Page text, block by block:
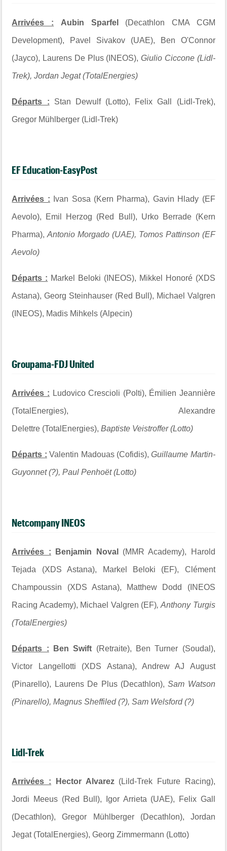
Arrivées : Aubin Sparfel (Decathlon CMA CGM
Development), Pavel Sivakov (UAE), Ben O'Connor
(Jayco), Laurens De Plus (INEOS),Giulio Ciccone (Lidl-
Trek), Jordan Jegat (TotalEnergies)
Départs : Stan Dewulf (Lotto), Felix Gall (Lidl-Trek),
Gregor Mühlberger (Lidl-Trek)
EF Education-EasyPost
Arrivées : Ivan Sosa (Kern Pharma), Gavin Hlady (EF
Aevolo), Emil Herzog (Red Bull), Urko Berrade (Kern
Pharma),Antonio Morgado (UAE), Tomos Pattinson (EF
Aevolo)
Départs : Markel Beloki (INEOS), Mikkel Honoré (XDS
Astana), Georg Steinhauser (Red Bull), Michael Valgren
(INEOS), Madis Mihkels (Alpecin)
Groupama-FDJ United
Arrivées : Ludovico Crescioli (Polti), Émilien Jeannière
(TotalEnergies), Alexandre
Delettre (TotalEnergies),Baptiste Veistroffer (Lotto)
Départs : Valentin Madouas (Cofidis),Guillaume Martin-
Guyonnet (?), Paul Penhoët (Lotto)
Netcompany INEOS
Arrivées : Benjamin Noval (MMR Academy), Harold
Tejada (XDS Astana), Markel Beloki (EF), Clément
Champoussin (XDS Astana), Matthew Dodd (INEOS
Racing Academy), Michael Valgren (EF), Anthony Turgis
(TotalEnergies)
Départs : Ben Swift (Retraite), Ben Turner (Soudal),
Victor Langellotti (XDS Astana), Andrew AJ August
(Pinarello), Laurens De Plus (Decathlon),Sam Watson
(Pinarello), Magnus Sheffiled (?), Sam Welsford (?)
Lidl-Trek
Arrivées : Hector Alvarez(Lild-Trek Future Racing),
Jordi Meeus (Red Bull), Igor Arrieta (UAE), Felix Gall
(Decathlon), Gregor Mühlberger (Decathlon), Jordan
Jegat (TotalEnergies), Georg Zimmermann (Lotto)